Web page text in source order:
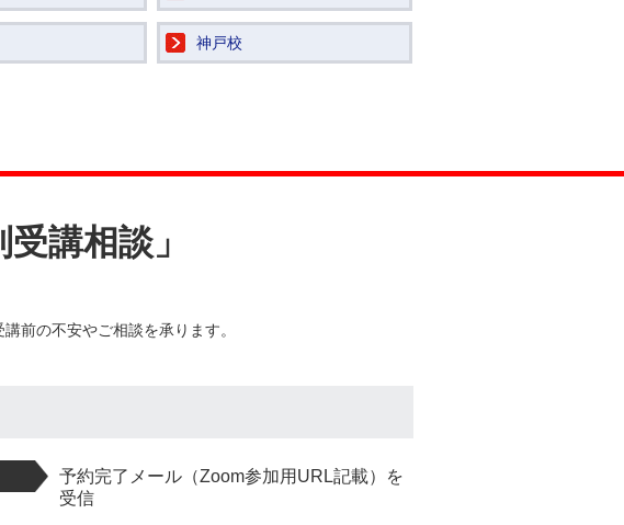
神戸校
講相談」
前の不安やご相談を承ります。
予約完了メール（Zoom参加用URL記載）を
受信